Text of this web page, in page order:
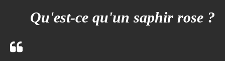
Qu'est-ce qu'un saphir rose ?